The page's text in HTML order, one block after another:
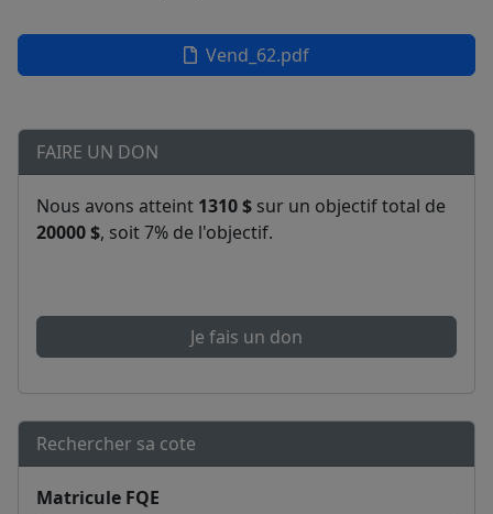
Vend_62.pdf
FAIRE UN DON
Nous avons atteint 1310 $ sur un objectif total de
20000 $, soit 7% de l'objectif.
Je fais un don
Rechercher sa cote
Matricule FQE